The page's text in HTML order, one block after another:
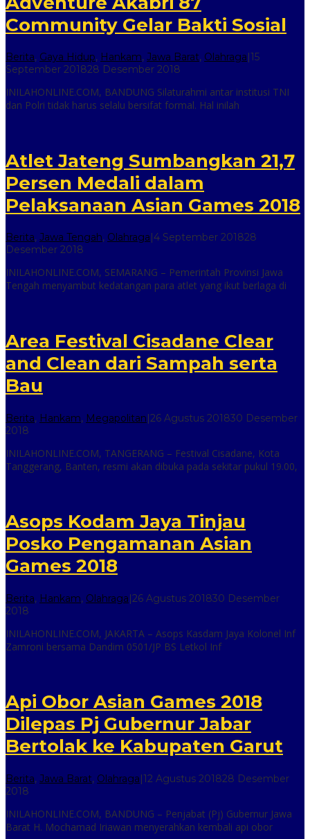
Community Gelar Bakti Sosial
Berita, Gaya Hidup, Hankam, Jawa Barat, Olahraga|15
September 201828 Desember 2018
online
INILAHONLINE.COM, BANDUNG Silaturahmi antar institusi TNI
dan Polri tidak harus selalu bersifat formal. Hal inilah
Atlet Jateng Sumbangkan 21,7
Persen Medali dalam
Pelaksanaan Asian Games 2018
Berita, Jawa Tengah, Olahraga 4 September 201828
Desember 2018
online
INILAHONLINE.COM, SEMARANG – Pemerintah Provinsi Jawa
Tengah menyambut kedatangan para atlet yang ikut berlaga di
Area Festival Cisadane Clear
and Clean dari Sampah serta
Bau
Berita, Hankam, Megapolitan|26 Agustus 201830 Desember
2018
online
INILAHONLINE.COM, TANGERANG – Festival Cisadane, Kota
Tanggerang, Banten, resmi akan dibuka pada sekitar pukul 19.00,
Asops Kodam Jaya Tinjau
Posko Pengamanan Asian
Games 2018
Berita, Hankam, Olahraga|26 Agustus 201830 Desember
2018
online
INILAHONLINE.COM, JAKARTA – Asops Kasdam Jaya Kolonel Inf
Zamroni bersama Dandim 0501/JP BS Letkol Inf
Api Obor Asian Games 2018
Dilepas Pj Gubernur Jabar
Bertolak ke Kabupaten Garut
Berita, Jawa Barat, Olahraga|12 Agustus 201828 Desember
2018
online
INILAHONLINE.COM, BANDUNG – Penjabat (Pj) Gubernur Jawa
Barat H. Mochamad Iriawan menyerahkan kembali api obor